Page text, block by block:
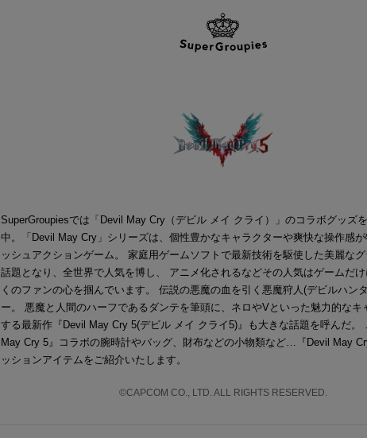
SuperGroupiesでは「Devil May Cry（デビル メイ クライ）」のコラボグッズ
中。「Devil May Cry」シリーズは、個性豊かなキャラクターや爽快な操作感が
ッシュアクションゲーム。 家庭用ゲームソフトで最新技術を駆使した美麗な
話題となり、全世界で人気を博し、 アニメ化されるなどその人気はゲームだ
くのファンの心を掴んでいます。 伝説の悪魔の血を引く悪魔狩人(デビルハン
ー。 悪魔と人間のハーフであるダンテを筆頭に、ネロやVといった魅力的なキ
する最新作『Devil May Cry 5(デビル メイ クライ5)』も大きな話題を呼んだ。
May Cry 5』コラボの腕時計やバッグ、財布などの小物類など…『Devil May
ッションアイテムをご紹介いたします。
©CAPCOM CO., LTD. ALL RIGHTS RESERVED.